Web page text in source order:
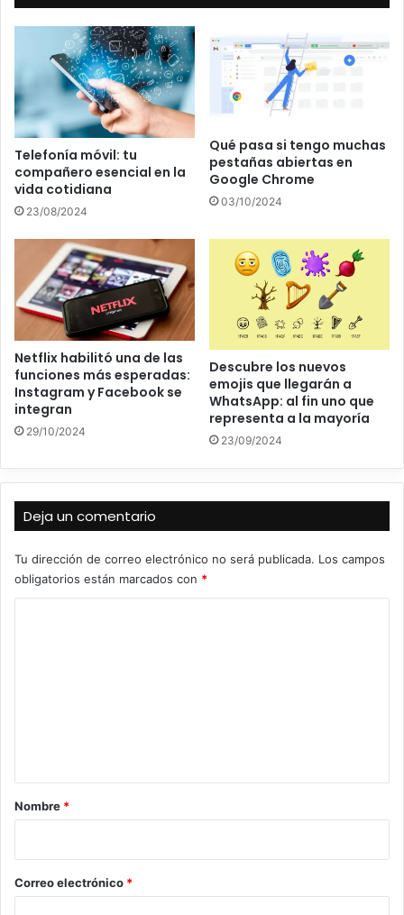
Telefonía móvil: tu
compañero esencial en la
vida cotidiana
23/08/2024
Qué pasa si tengo muchas
pestañas abiertas en
Google Chrome
03/10/2024
Netflix habilitó una de las
funciones más esperadas:
Instagram y Facebook se
integran
29/10/2024
Descubre los nuevos
emojis que llegarán a
WhatsApp: al fin uno que
representa a la mayoría
23/09/2024
Deja un comentario
Tu dirección de correo electrónico no será publicada. Los campos
obligatorios están marcados con *
r
*
Nombre *
Correo electrónico *